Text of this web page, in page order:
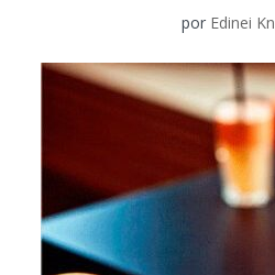
por Edinei